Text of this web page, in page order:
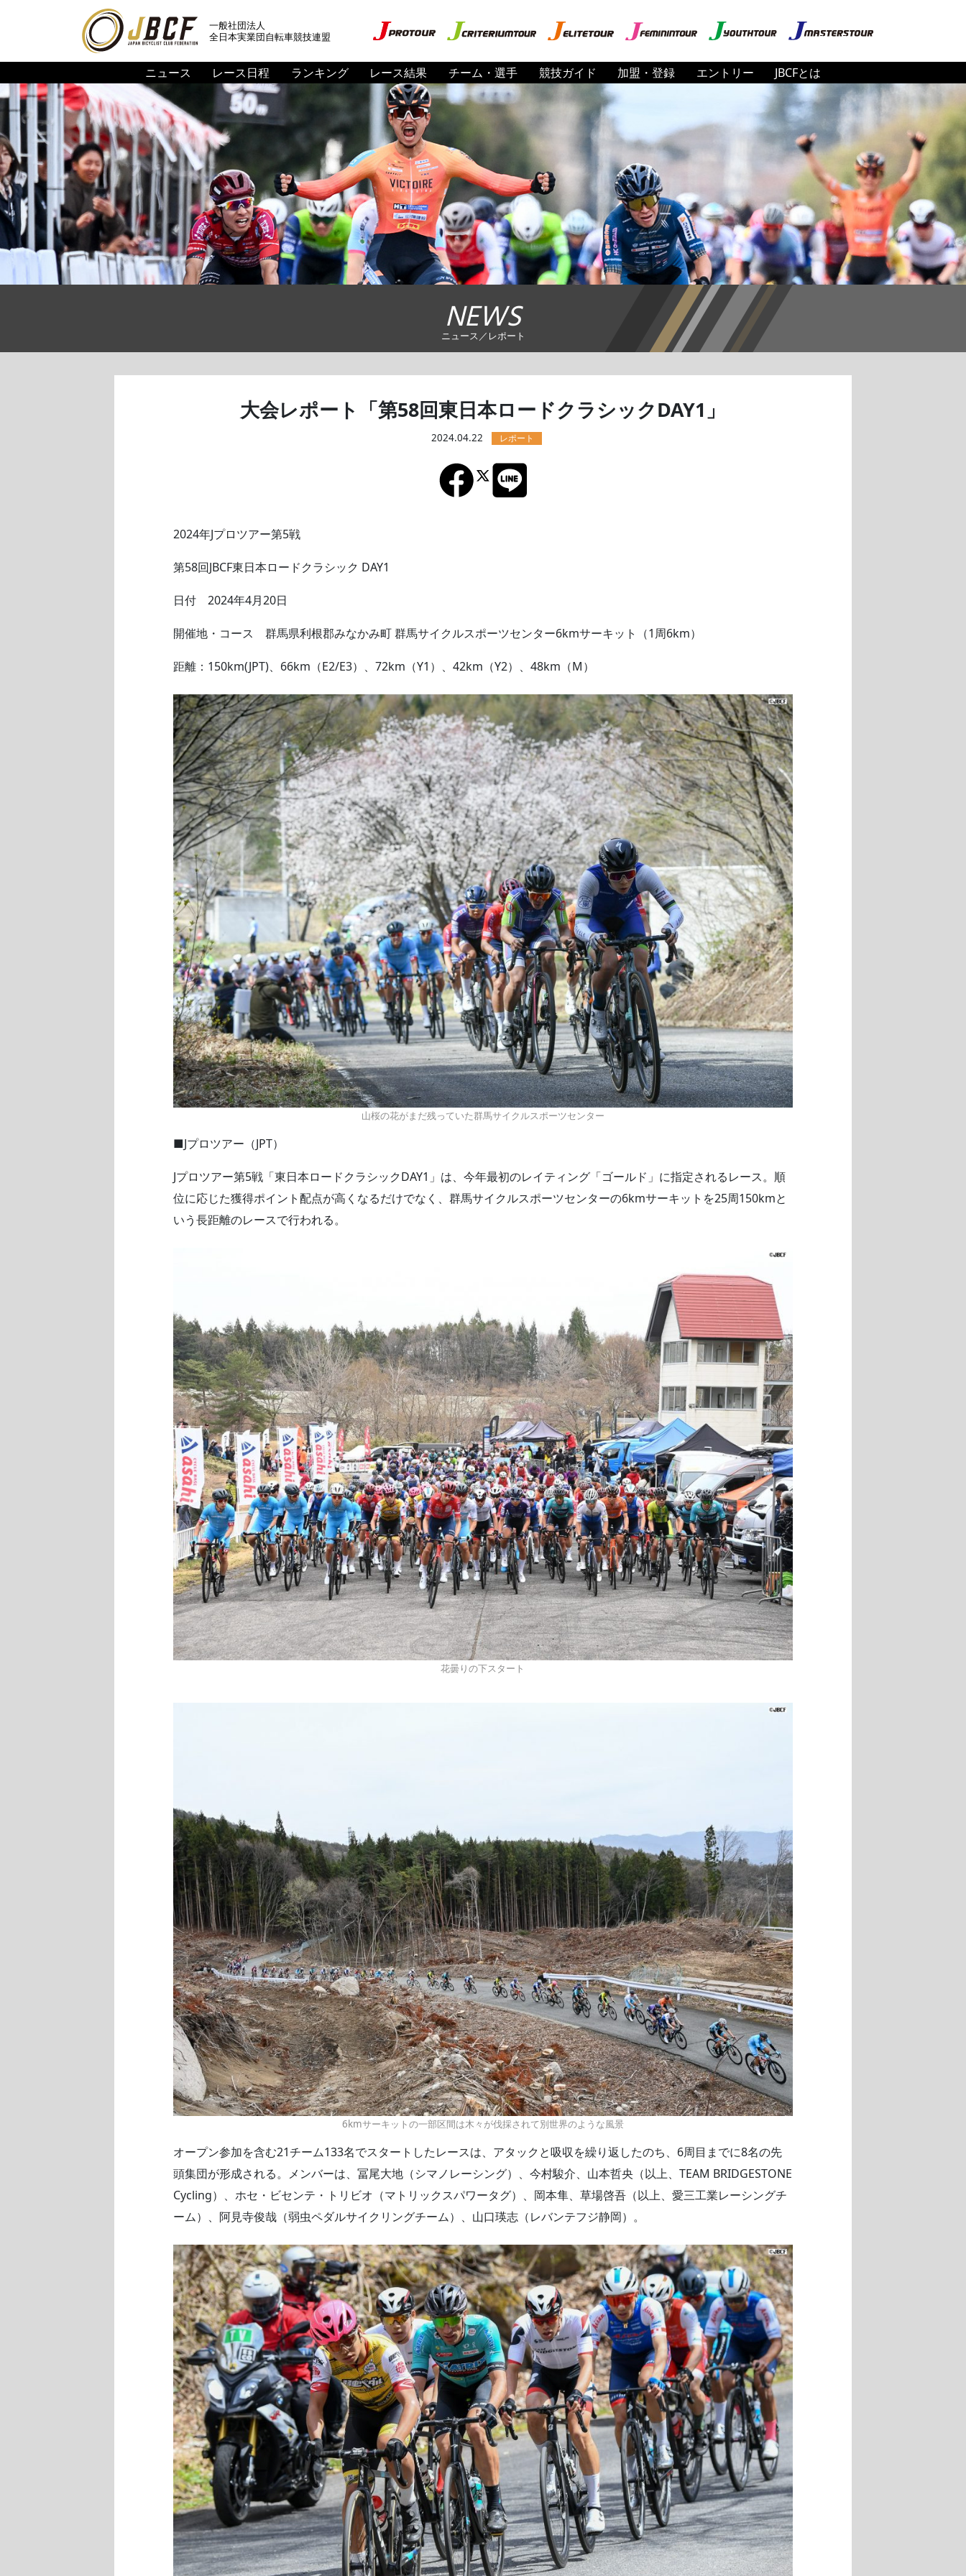
一般社団法人
全日本実業団自転車競技連盟
ニュース レース日程 ランキング レース結果 チーム・選手 競技ガイド 加盟・登録 エントリー JBCFとは
NEWS
ニュース／レポート
大会レポート「第58回東日本ロードクラシックDAY1」
2024.04.22
2024年Jプロツアー第5戦
第58回JBCF東日本ロードクラシック DAY1
日付 2024年4月20日
開催地・コース 群馬県利根郡みなかみ町 群馬サイクルスポーツセンター6kmサーキット（1周6km）
距離：150km(JPT)、66km（E2/E3）、72km（Y1）、42km（Y2）、48km（M）
山桜の花がまだ残っていた群馬サイクルスポーツセンター
■Jプロツアー（JPT）
Jプロツアー第5戦「東日本ロードクラシックDAY1」は、今年最初のレイティング「ゴールド」に指定されるレース。順
位に応じた獲得ポイント配点が高くなるだけでなく、群馬サイクルスポーツセンターの6kmサーキットを25周150kmと
いう長距離のレースで行われる。
花曇りの下スタート
6kmサーキットの一部区間は木々が伐採されて別世界のような風景
オープン参加を含む21チーム133名でスタートしたレースは、アタックと吸収を繰り返したのち、6周目までに8名の先
頭集団が形成される。メンバーは、冨尾大地（シマノレーシング）、今村駿介、山本哲央（以上、TEAM BRIDGESTONE
Cycling）、ホセ・ビセンテ・トリビオ（マトリックスパワータグ）、岡本隼、草場啓吾（以上、愛三工業レーシングチ
ーム）、阿見寺俊哉（弱虫ペダルサイクリングチーム）、山口瑛志（レバンテフジ静岡）。